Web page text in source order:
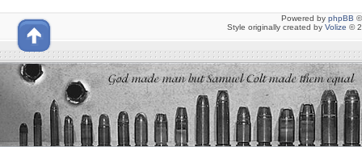
Powered by phpBB
Style originally created by Volize ©